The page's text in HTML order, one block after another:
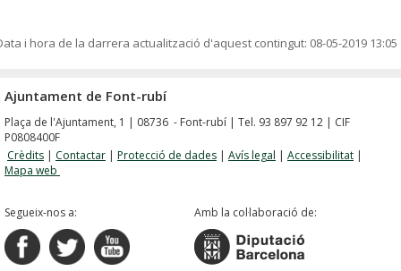
i hora de la darrera actualització d'aquest contingut: 08-05-2019 13:05
Ajuntament de Font-rubí
Plaça de l'Ajuntament, 1 | 08736 - Font-rubí | Tel. 93 897 92 12 | CIF
P0808400F
Crèdits | Contactar | Protecció de dades | Avís legal | Accessibilitat |
Mapa web
Segueix-nos a: Amb la col·laboració de: